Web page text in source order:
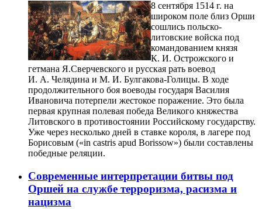
8 сентября 1514 г. на
широком поле близ Орши
сошлись польско-
литовские войска под
командованием князя
К. И. Острожского и
гетмана Я.Сверчевского и русская рать воевод
И. А. Челядина и М. И. Булгакова-Голицы. В ходе
продолжительного боя воеводы государя Василия
Ивановича потерпели жестокое поражение. Это была
первая крупная полевая победа Великого княжества
Литовского в противостоянии Российскому государству.
Уже через несколько дней в ставке короля, в лагере под
Борисовым («in castris apud Borissow») были составлены
победные реляции.
Современные интерпретации битвы под
Оршей на службе терроризма, расизма и
нацизма